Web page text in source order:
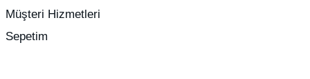
Müşteri Hizmetleri
Sepetim